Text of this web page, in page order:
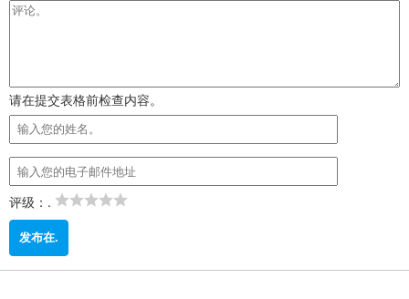
请在提交表格前检查内容。
评级：.